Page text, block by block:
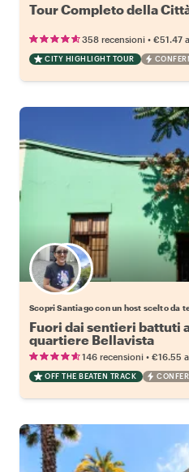
Tour Completo della
358 recensioni • €51.47
CITY HIGHLIGHT TOUR
Scegli il tuo local
Scopri Santiago con un host scelto da
Fuori dai sentieri battuti
quartiere Bellavista
146 recensioni • €16.55
OFF THE BEATEN TRACK